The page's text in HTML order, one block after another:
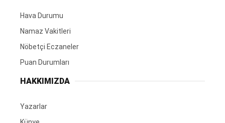
Hava Durumu
Namaz Vakitleri
Nöbetçi Eczaneler
Puan Durumları
HAKKIMIZDA
Yazarlar